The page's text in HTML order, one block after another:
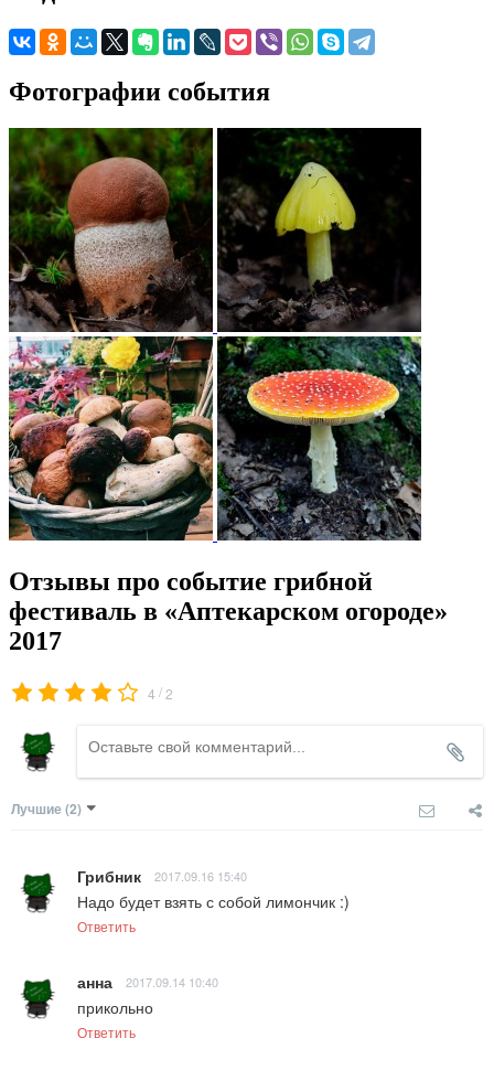
Фотографии события
Отзывы про событие грибной
фестиваль в «Аптекарском огороде»
2017
4 /2
Лучшие (2)
Грибник 2017.09.16 15:40
Надо будет взять с собой лимончик :)
Ответить
анна 2017.09.14 10:40
прикольно
Ответить